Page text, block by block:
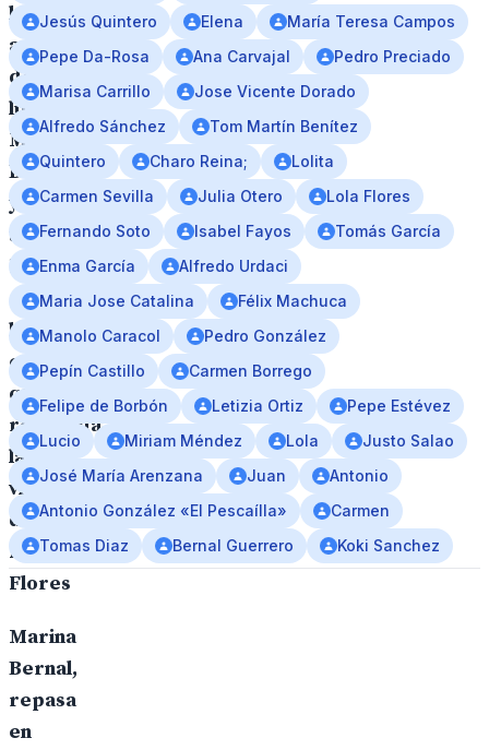
la
autora
del
libro
Marina
Bernal
y
ultima
biógrafa
de
la
cantante
que
recuerda
la
vida
de
Lola
Flores
Marina
Bernal,
repasa
en
Jesús Quintero
Elena
María Teresa Campos
Pepe Da-Rosa
Ana Carvajal
Pedro Preciado
Marisa Carrillo
Jose Vicente Dorado
Alfredo Sánchez
Tom Martín Benítez
Quintero
Charo Reina;
Lolita
Carmen Sevilla
Julia Otero
Lola Flores
Fernando Soto
Isabel Fayos
Tomás García
Enma García
Alfredo Urdaci
Maria Jose Catalina
Félix Machuca
Manolo Caracol
Pedro González
Pepín Castillo
Carmen Borrego
Felipe de Borbón
Letizia Ortiz
Pepe Estévez
Lucio
Miriam Méndez Lola
Justo Salao
José María Arenzana
Juan
Antonio
Antonio González «El Pescaílla»
Carmen
Tomas Diaz
Bernal Guerrero Koki Sanchez